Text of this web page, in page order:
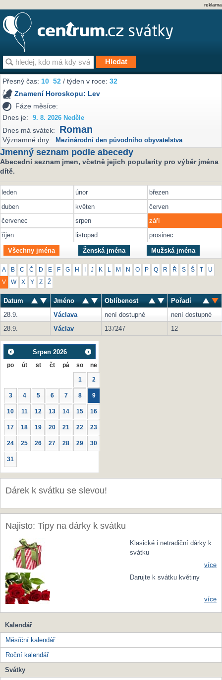
reklama
Přesný čas:10 52 / týden v roce:32
Znamení Horoskopu: Lev
Fáze měsíce:
Dnes je:
9. 8. 2026 Neděle
Dnes má svátek: Roman
Významné dny: Mezinárodní den původního obyvatelstva
Jmenný seznam podle abecedy
Abecední seznam jmen, včetně jejich popularity pro výběr jména
dítě.
leden únor
březen
duben
květen
červen
červenec
srpen
září
říjen
listopad prosinec
Všechny jména Ženská jména Mužská jména
A B C Č D E F G H J K M N O P Q R Ř S Š U
V W X Y Z Ž
Datum Jméno Oblíbenost
Pořadí
28.9.
Václava není dostupné
není dostupné
28.9.
Václav 137247 12
Srpen 2026
po út st čt pá so ne
1 2
3 4 5 6 7 8 9
10 11 12 13 14 15 16
17 18 19 20 21 22 23
24 25 26 27 28 29 30
31
Dárek k svátku se slevou!
Najisto: Tipy na dárky k svátku
Klasické i netradiční dárky k
svátku
více
Darujte k svátku květiny
více
Kalendář
Měsíční kalendář
Roční kalendář
Svátky